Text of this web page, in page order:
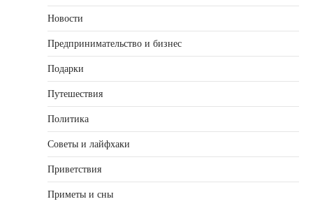
Новости
Предпринимательство и бизнес
Подарки
Путешествия
Политика
Советы и лайфхаки
Приветствия
Приметы и сны